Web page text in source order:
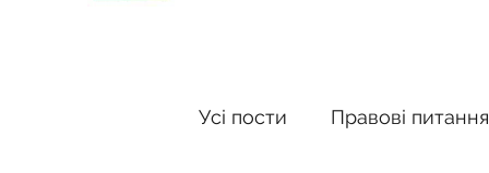
Усі пости Правові питання